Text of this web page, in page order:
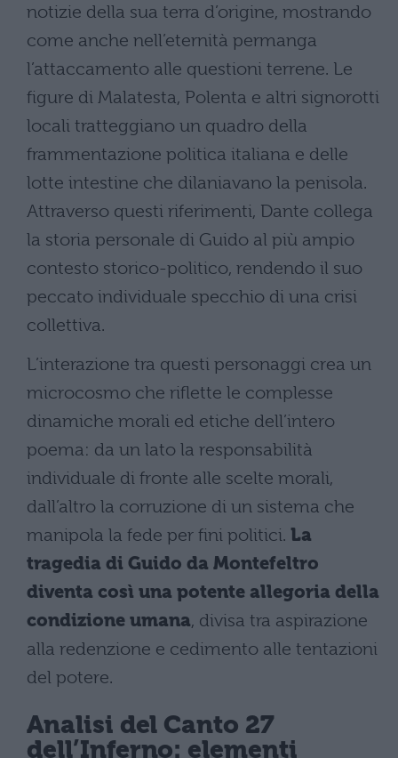
notizie della sua terra d’origine, mostrando
come anche nell’eternità permanga
l’attaccamento alle questioni terrene. Le
figure di Malatesta, Polenta e altri signorotti
locali tratteggiano un quadro della
frammentazione politica italiana e delle
lotte intestine che dilaniavano la penisola.
Attraverso questi riferimenti, Dante collega
la storia personale di Guido al più ampio
contesto storico-politico, rendendo il suo
peccato individuale specchio di una crisi
collettiva.
L’interazione tra questi personaggi crea un
microcosmo che riflette le complesse
dinamiche morali ed etiche dell’intero
poema: da un lato la responsabilità
individuale di fronte alle scelte morali,
dall’altro la corruzione di un sistema che
manipola la fede per fini politici. La
tragedia di Guido da Montefeltro
diventa così una potente allegoria della
condizione umana, divisa tra aspirazione
alla redenzione e cedimento alle tentazioni
del potere.
Analisi del Canto 27
dell’Inferno: elementi